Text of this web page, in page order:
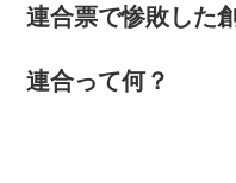
連合票で惨敗した
連合って何？